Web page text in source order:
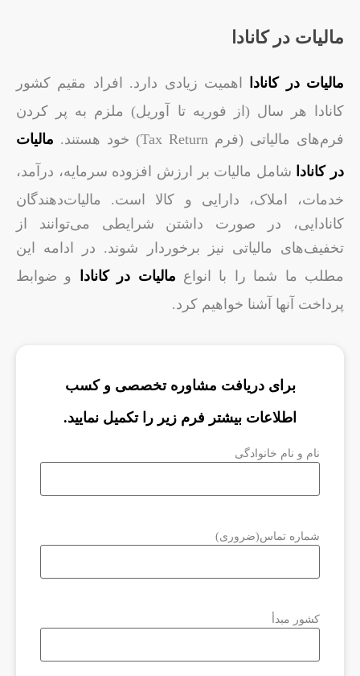
مالیات در کانادا
مالیات در کانادا
اهمیت زیادی دارد. افراد مقیم کشور
کانادا هر سال (از فوریه تا آوریل) ملزم به پر کردن
فرم‌های مالیاتی (فرم Tax Return) خود هستند.
مالیات
در کانادا شامل مالیات بر ارزش افزوده سرمایه، درآمد،
خدمات، املاک، دارایی و کالا است. مالیات‌دهندگان
کانادایی، در صورت داشتن شرایطی می‌توانند از
تخفیف‌های مالیاتی نیز برخوردار شوند. در ادامه این
مطلب ما شما را با انواع مالیات در کانادا
و ضوابط
پرداخت آنها آشنا خواهیم کرد.
برای دریافت مشاوره تخصصی و کسب
اطلاعات بیشتر فرم زیر را تکمیل نمایید.
نام و نام خانوادگی
شماره تماس(ضروری)
کشور مبدأ